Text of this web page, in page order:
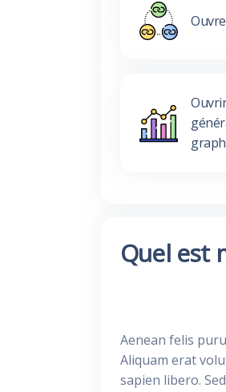
Quel est
Aenean felis
Aliquam erat
sapien libero.